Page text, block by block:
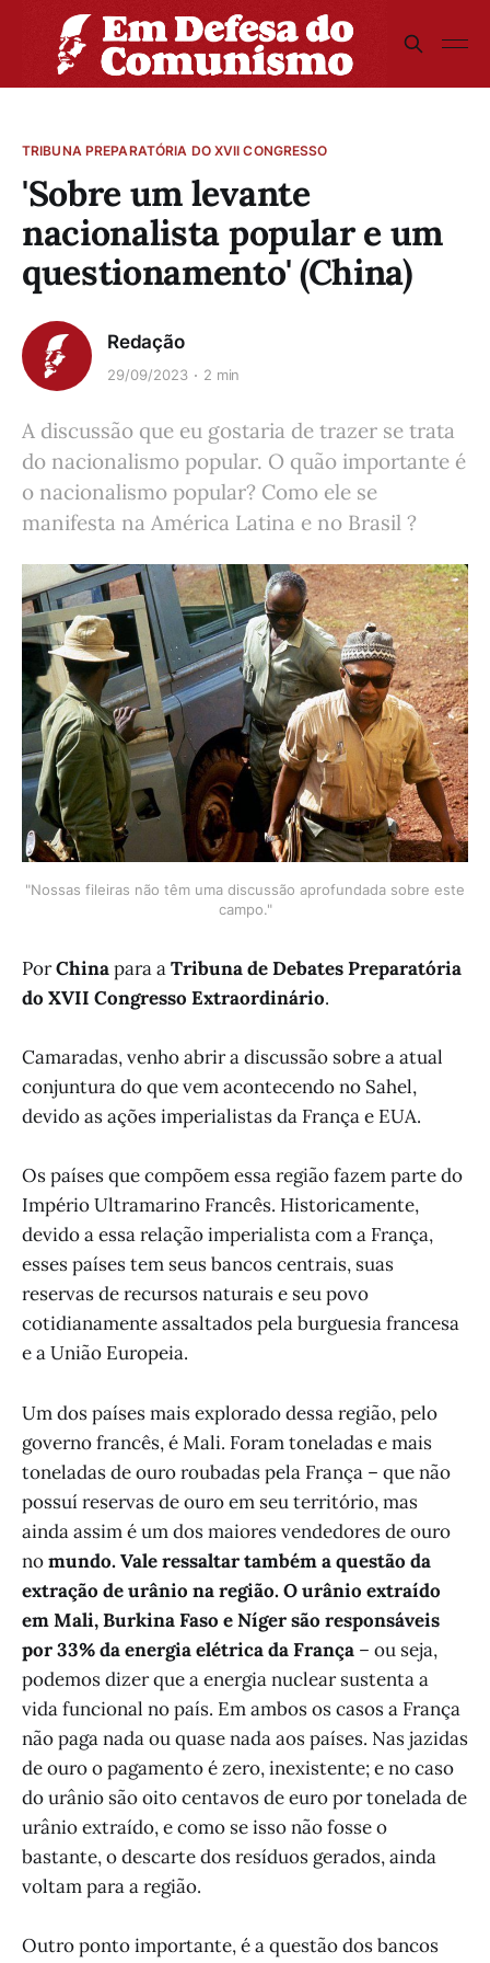
TRIBUNA PREPARATÓRIA DO XVII CONGRESSO
'Sobre um levante
nacionalista popular e um
questionamento' (China)
Redação
29/09/2023 2 min
A discussão que eu gostaria de trazer se trata
do nacionalismo popular. O quão importante é
o nacionalismo popular? Como ele se
manifesta na América Latina e no Brasil ?
"Nossas fileiras não têm uma discussão aprofundada sobre este
campo."
PorChinapara aTribuna de Debates Preparatória
do XVII Congresso Extraordinário.
Camaradas, venho abrir a discussão sobre a atual
conjuntura do que vem acontecendo no Sahel,
devido as ações imperialistas da França e EUA.
Os países que compõem essa região fazem parte do
Império Ultramarino Francês. Historicamente,
devido a essa relação imperialista com a França,
esses países tem seus bancos centrais, suas
reservas de recursos naturais e seu povo
cotidianamente assaltados pela burguesia francesa
e a União Europeia.
Um dos países mais explorado dessa região, pelo
governo francês, é Mali. Foram toneladas e mais
toneladas de ouro roubadas pela França – que não
possuí reservas de ouro em seu território, mas
ainda assim é um dos maiores vendedores de ouro
nomundo. Vale ressaltar também a questão da
extração de urânio na região. O urânio extraído
em Mali, Burkina Faso e Níger são responsáveis
por 33% da energia elétrica da França – ou seja,
podemos dizer que a energia nuclear sustenta a
vida funcional no país. Em ambos os casos a França
não paga nada ou quase nada aos países. Nas jazidas
de ouro o pagamento é zero, inexistente; e no caso
do urânio são oito centavos de euro por tonelada de
urânio extraído, e como se isso não fosse o
bastante, o descarte dos resíduos gerados, ainda
voltam para a região.
Outro ponto importante, é a questão dos bancos